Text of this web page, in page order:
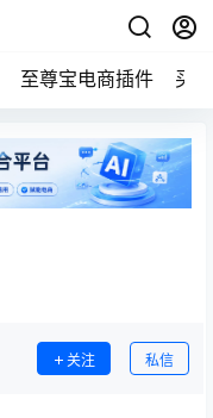
至尊宝电商插件 买
关注 私信